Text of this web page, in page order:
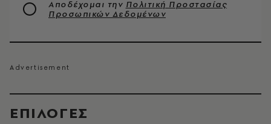
EΠΙΛΟΓΈΣ
Αποδέχομαι την Πολιτική Προστασίας
Προσωπικών Δεδομένων